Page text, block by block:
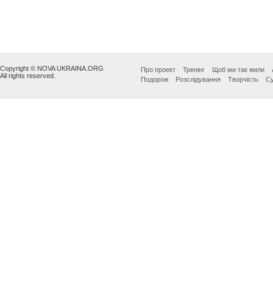
Copyright © NOVA UKRAINA.ORG
All rights reserved.
Про проект Тренінг Щоб ми так жили
Подорож
Розслідування Творчість